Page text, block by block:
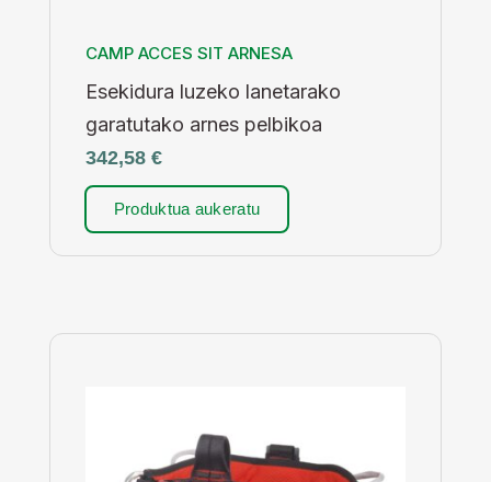
CAMP ACCES SIT ARNESA
Esekidura luzeko lanetarako
garatutako arnes pelbikoa
342,58 €
Produktua aukeratu